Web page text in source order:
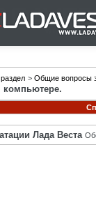
> Общие вопросы
компьютере.
Лада Веста